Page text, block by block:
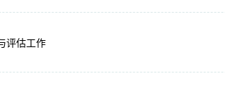
评估工作